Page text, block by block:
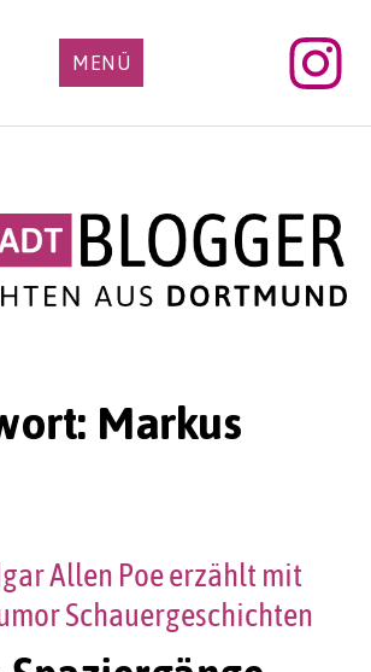
MENÜ
Markus
Allen Poe erzählt mit
Schauergeschichten